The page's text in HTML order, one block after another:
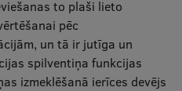
to plaši lieto
pēc
un tā ir jutīga un
spilventiņa funkcijas
izmeklēšanā ierīces devējs